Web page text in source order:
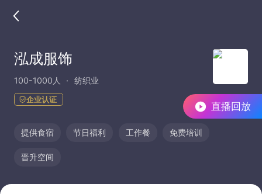
直播回放
泓成服饰
100-1000人 纺织业
企业认证
提供食宿 节日福利 工作餐 免费培训
晋升空间